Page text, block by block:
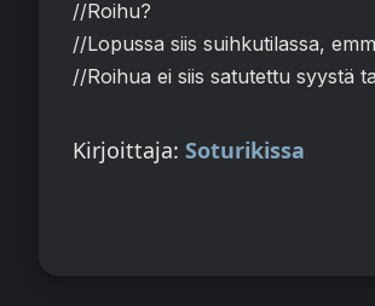
//Roihu?
//Lopussa siis suihkutilassa,
//Roihua ei siis satutettu syystä
Kirjoittaja: Soturikissa